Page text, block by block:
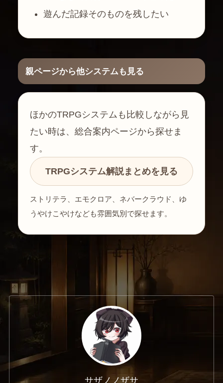
遊んだ記録そのものを残したい
親ページから他システムも見る
ほかのTRPGシステムも比較しながら見
たい時は、総合案内ページから探せま
す。
TRPGシステム解説まとめを見る
ストリテラ、エモクロア、ネバークラウド、ゆ
うやけこやけなども雰囲気別で探せます。
サザノノザサ